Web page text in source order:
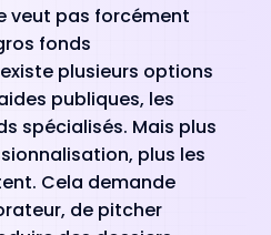
veut pas forcément
fonds
plusieurs options
publiques, les
spécialisés. Mais plus
plus les
Cela demande
de pitcher